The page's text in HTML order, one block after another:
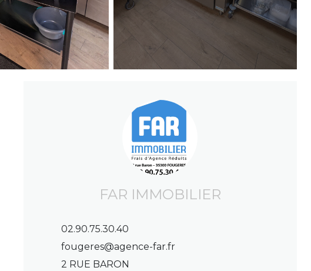
FAR IMMOBILIER
02.90.75.30.40
fougeres@agence-far.fr
2 RUE BARON